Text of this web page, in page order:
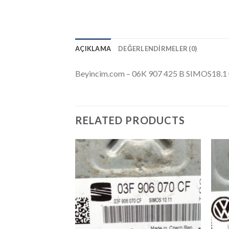
AÇIKLAMA DEĞERLENDIRMELER (0)
Beyincim.com – 06K 907 425 B
RELATED PRODUCTS
İstek
Listeme